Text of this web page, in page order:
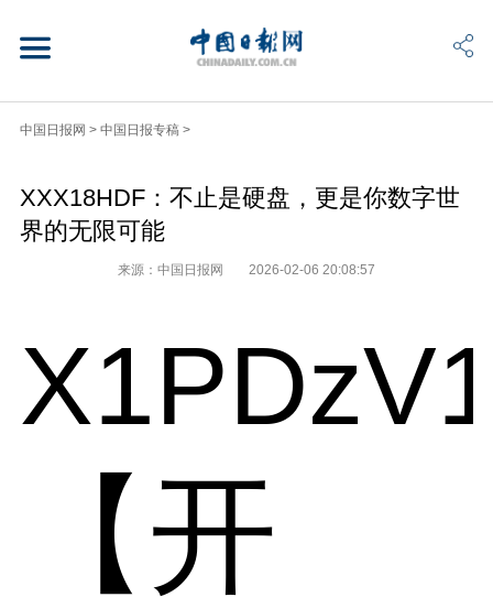
中国日报网 > 中国日报专稿 >
XXX18HDF：不止是硬盘，更是你数字世
界的无限可能
来源：中国日报网 2026-02-06 20:08:57
【开